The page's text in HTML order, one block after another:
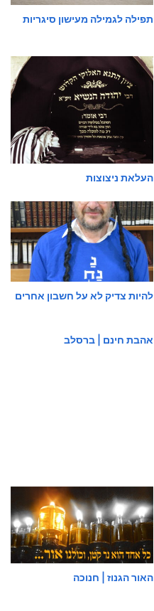
תפילה לגמילה מעישון סיגריות
העלאת ניצוצות
להיות צדיק לא על חשבון אחרים
אהבת חינם | ברסלב
האור הגנוז | חנוכה